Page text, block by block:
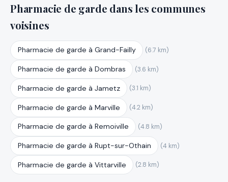
Pharmacie de garde dans les communes
voisines
Pharmacie de garde à Grand-Failly (6.7 km)
Pharmacie de garde à Dombras (3.6 km)
Pharmacie de garde à Jametz (3.1 km)
Pharmacie de garde à Marville (4.2 km)
Pharmacie de garde à Remoiville (4.8 km)
Pharmacie de garde à Rupt-sur-Othain (4 km)
Pharmacie de garde à Vittarville (2.8 km)